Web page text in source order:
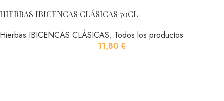
HIERBAS IBICENCAS CLÁSICAS 70CL
Hierbas IBICENCAS CLÁSICAS, Todos los productos
11,80 €